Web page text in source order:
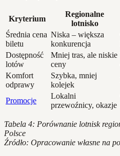
Kryterium
Regionalne
lotnisko
Średnia cena
biletu
Niska – większa
konkurencja
Dostępność
lotów
Mniej tras, ale niskie
ceny
Komfort
odprawy
Szybka, mniej
kolejek
Promocje
Lokalni
przewoźnicy, okazje
Tabela 4: Porównanie lotnisk
Polsce
Źródło: Opracowanie własne na